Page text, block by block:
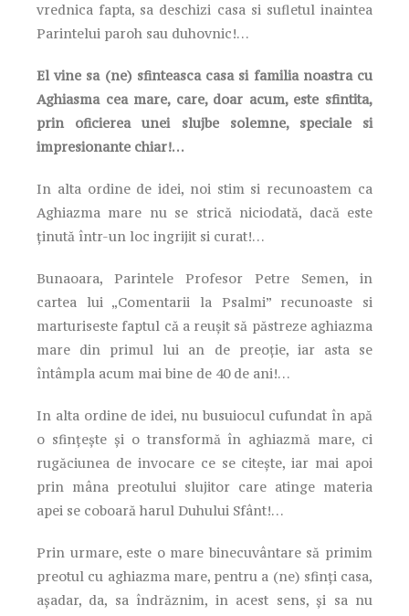
vrednica fapta, sa deschizi casa si sufletul inaintea
Parintelui paroh sau duhovnic!…
El vine sa (ne) sfinteasca casa si familia noastra cu
Aghiasma cea mare, care, doar acum, este sfintita,
prin oficierea unei slujbe solemne, speciale si
impresionante chiar!…
In alta ordine de idei, noi stim si recunoastem ca
Aghiazma mare nu se strică niciodată, dacă este
ținută într-un loc ingrijit si curat!…
Bunaoara, Parintele Profesor Petre Semen, in
cartea lui „Comentarii la Psalmi” recunoaste si
marturiseste faptul că a reușit să păstreze aghiazma
mare din primul lui an de preoție, iar asta se
întâmpla acum mai bine de 40 de ani!…
In alta ordine de idei, nu busuiocul cufundat în apă
o sfințește și o transformă în aghiazmă mare, ci
rugăciunea de invocare ce se citește, iar mai apoi
prin mâna preotului slujitor care atinge materia
apei se coboară harul Duhului Sfânt!…
Prin urmare, este o mare binecuvântare să primim
preotul cu aghiazma mare, pentru a (ne) sfinți casa,
așadar, da, sa îndrăznim, in acest sens, și sa nu